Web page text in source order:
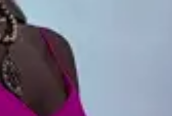
V e forro até abaixo do quadril. Possui tecido duplo e
embutido nas costas para amarração e elástico de
também com babado em godê abaixo do quadril,
do tamanho da peça: atenção à tabela de
imagem. As medidas mais relevantes para a
e quadril.